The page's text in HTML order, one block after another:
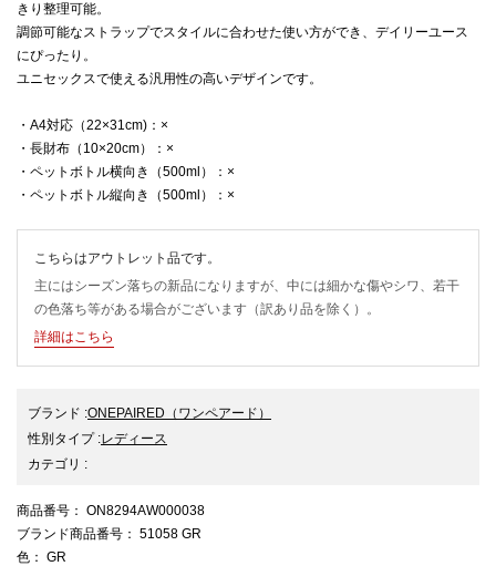
きり整理可能。
調節可能なストラップでスタイルに合わせた使い方ができ、デイリーユース
にぴったり。
ユニセックスで使える汎用性の高いデザインです。
・A4対応（22×31cm)：×
・長財布（10×20cm）：×
・ペットボトル横向き（500ml）：×
・ペットボトル縦向き（500ml）：×
こちらはアウトレット品です。
主にはシーズン落ちの新品になりますが、中には細かな傷やシワ、若干
の色落ち等がある場合がございます（訳あり品を除く）。
詳細はこちら
ブランド :ONEPAIRED （ワンペアード）
性別タイプ:レディース
カテゴリ :
商品番号 ： ON8294AW000038
ブランド商品番号 ： 51058 GR
色 ： GR